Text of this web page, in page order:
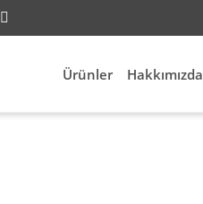
Ürünler Hakkımızda